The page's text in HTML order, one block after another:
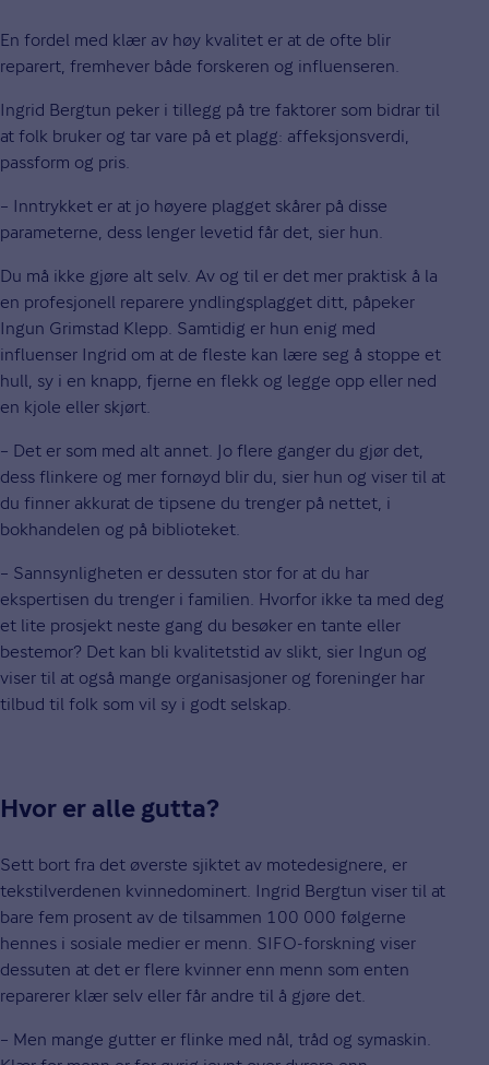
En fordel med klær av høy kvalitet er at de ofte blir
reparert, fremhever både forskeren og influenseren.
Ingrid Bergtun peker i tillegg på tre faktorer som bidrar til
at folk bruker og tar vare på et plagg: affeksjonsverdi,
passform og pris.
– Inntrykket er at jo høyere plagget skårer på disse
parameterne, dess lenger levetid får det, sier hun.
Du må ikke gjøre alt selv. Av og til er det mer praktisk å la
en profesjonell reparere yndlingsplagget ditt, påpeker
Ingun Grimstad Klepp. Samtidig er hun enig med
influenser Ingrid om at de fleste kan lære seg å stoppe et
hull, sy i en knapp, fjerne en flekk og legge opp eller ned
en kjole eller skjørt.
– Det er som med alt annet. Jo flere ganger du gjør det,
dess flinkere og mer fornøyd blir du, sier hun og viser til at
du finner akkurat de tipsene du trenger på nettet, i
bokhandelen og på biblioteket.
– Sannsynligheten er dessuten stor for at du har
ekspertisen du trenger i familien. Hvorfor ikke ta med deg
et lite prosjekt neste gang du besøker en tante eller
bestemor? Det kan bli kvalitetstid av slikt, sier Ingun og
viser til at også mange organisasjoner og foreninger har
tilbud til folk som vil sy i godt selskap.
Hvor er alle gutta?
Sett bort fra det øverste sjiktet av motedesignere, er
tekstilverdenen kvinnedominert. Ingrid Bergtun viser til at
bare fem prosent av de tilsammen 100 000 følgerne
hennes i sosiale medier er menn. SIFO-forskning viser
dessuten at det er flere kvinner enn menn som enten
reparerer klær selv eller får andre til å gjøre det.
– Men mange gutter er flinke med nål, tråd og symaskin.